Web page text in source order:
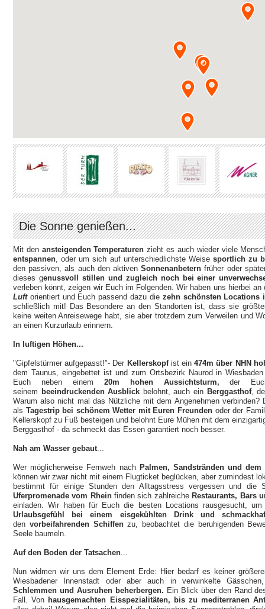
Die Sonne genießen...
Mit den ansteigenden Temperaturen zieht es auch wieder viele
entspannen , oder um sich auf unterschiedlichste Weise sportlich zu
den passiven, als auch den aktivenSonnenanbetern früher oder
dieses genussvoll stillen und zugleich noch bei einer
verleben könnt, zeigen wir Euch im Folgenden. Wir haben uns hierbei
Luftorientiert und Euch passend dazu die zehn schönsten Locations
schließlich mit! Das Besondere an den Standorten ist, dass sie
keine weiten Anreisewege habt, sie aber trotzdem zum Verweilen und
an einen Kurzurlaub erinnern.
In luftigen Höhen...
"Gipfelstürmer aufgepasst!"- Der Kellerskopf ist ein474m über NHN
dem Taunus, eingebettet ist und zum Ortsbezirk Naurod in
Euch neben einem 20m hohen Aussichtsturm,der
seinem beeindruckenden Ausblick belohnt, auch ein Berggasthof,
Warum also nicht mal das Nützliche mit dem Angenehmen
als Tagestrip bei schönem Wetter mit Euren Freundenoder der
Kellerskopf zu Fuß besteigen und belohnt Eure Mühen mit dem
Berggasthof - da schmeckt das Essen garantiert noch besser.
Nah am Wasser gebaut
Wer möglicherweise Fernweh nachPalmen, Sandstränden und dem
können wir zwar nicht mit einem Flugticket beglücken, aber zumindest
bestimmt für einige Stunden den Alltagsstress vergessen und die
Uferpromenade vom Rheinfinden sich zahlreicheRestaurants, Bars
einladen. Wir haben für Euch die besten Locations rausgesucht,
Urlaubsgefühl bei einem eisgekühlten Drink und
den vorbeifahrenden Schiffenzu, beobachtet die beruhigenden
Seele baumeln.
Auf den Boden der Tatsachen
Nun widmen wir uns dem Element Erde: Hier bedarf es keiner
Wiesbadener Innenstadt oder aber auch in verwinkelte
Schlemmen und Ausruhen beherbergen. Ein Blick über den Rand
Fall. Von hausgemachten Eisspezialitäten, bis zu mediterranen